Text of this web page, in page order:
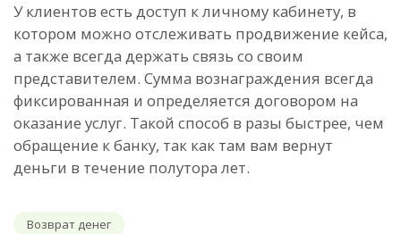
У клиентов есть доступ к личному кабинету, в
котором можно отслеживать продвижение кейса,
а также всегда держать связь со своим
представителем. Сумма вознаграждения всегда
фиксированная и определяется договором на
оказание услуг. Такой способ в разы быстрее, чем
обращение к банку, так как там вам вернут
деньги в течение полутора лет.
Возврат денег